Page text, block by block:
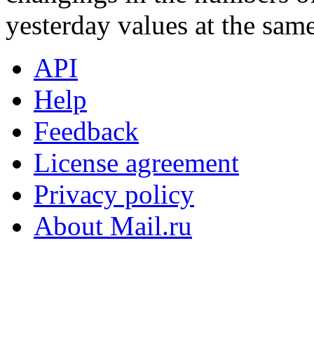
yesterday values at the
API
Help
Feedback
License agreement
Privacy policy
About Mail.ru